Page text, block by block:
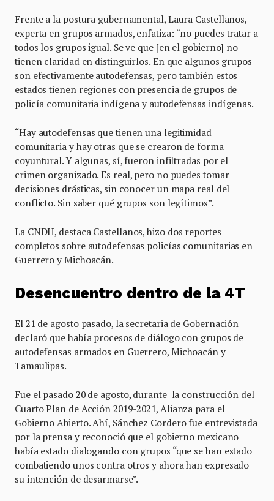
Frente a la postura gubernamental, Laura Castellanos,
experta en grupos armados, enfatiza: “no puedes tratar a
todos los grupos igual. Se ve que [en el gobierno] no
tienen claridad en distinguirlos. En que algunos grupos
son efectivamente autodefensas, pero también estos
estados tienen regiones con presencia de grupos de
policía comunitaria indígena y autodefensas indígenas.
“Hay autodefensas que tienen una legitimidad
comunitaria y hay otras que se crearon de forma
coyuntural. Y algunas, sí, fueron infiltradas por el
crimen organizado. Es real, pero no puedes tomar
decisiones drásticas, sin conocer un mapa real del
conflicto. Sin saber qué grupos son legítimos”.
La CNDH, destaca Castellanos, hizo dos reportes
completos sobre autodefensas policías comunitarias en
Guerrero y Michoacán.
Desencuentro dentro de la 4T
El 21 de agosto pasado, la secretaria de Gobernación
declaró que había procesos de diálogo con grupos de
autodefensas armados en Guerrero, Michoacán y
Tamaulipas.
Fue el pasado 20 de agosto, durante la construcción del
Cuarto Plan de Acción 2019-2021, Alianza para el
Gobierno Abierto. Ahí, Sánchez Cordero fue entrevistada
por la prensa y reconoció que el gobierno mexicano
había estado dialogando con grupos “que se han estado
combatiendo unos contra otros y ahora han expresado
su intención de desarmarse”.